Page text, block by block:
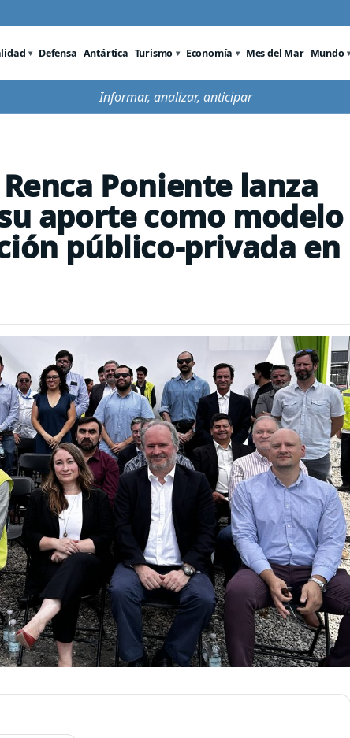
Defensa Antártica Turismo Economía Mes del Mar Mundo
Informar, analizar, anticipar
Poniente lanza
aporte como modelo
público-privada en